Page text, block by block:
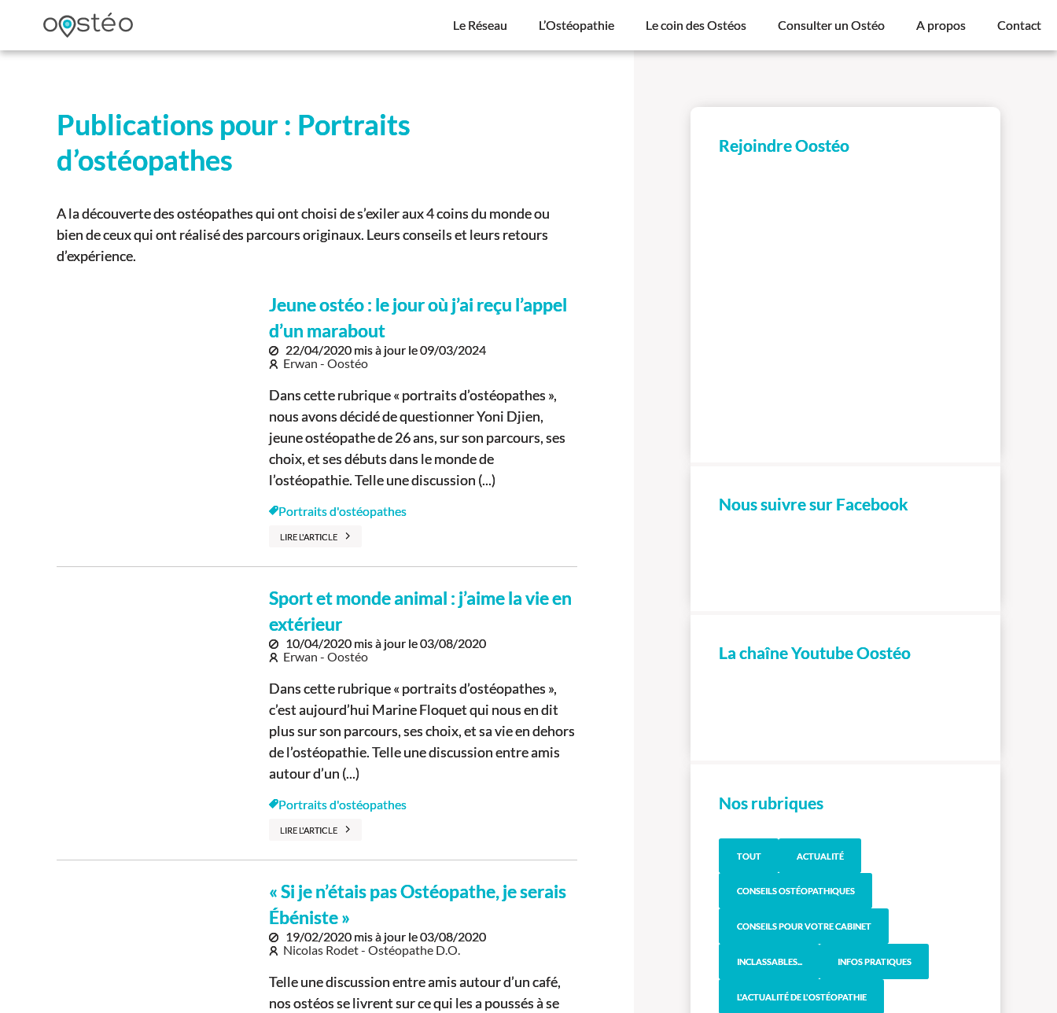
Le Réseau L’Ostéopathie Le coin des Ostéos Consulter un Ostéo A propos Contact
Publications pour : Portraits
d’ostéopathes
A la découverte des ostéopathes qui ont choisi de s’exiler aux 4 coins du monde ou
bien de ceux qui ont réalisé des parcours originaux. Leurs conseils et leurs retours
d’expérience.
Jeune ostéo : le jour où j’ai reçu l’appel
d’un marabout
22/04/2020mis à jour le09/03/2024
Erwan - Oostéo
Dans cette rubrique « portraits d’ostéopathes »,
nous avons décidé de questionner Yoni Djien,
jeune ostéopathe de 26 ans, sur son parcours, ses
choix, et ses débuts dans le monde de
l’ostéopathie. Telle une discussion (...)
Portraits d'ostéopathes
LIRE L'ARTICLE
Sport et monde animal : j’aime la vie en
extérieur
10/04/2020mis à jour le03/08/2020
Erwan - Oostéo
Dans cette rubrique « portraits d’ostéopathes »,
c’est aujourd’hui Marine Floquet qui nous en dit
plus sur son parcours, ses choix, et sa vie en dehors
de l’ostéopathie. Telle une discussion entre amis
autour d’un (...)
Portraits d'ostéopathes
LIRE L'ARTICLE
« Si je n’étais pas Ostéopathe, je serais
Ébéniste »
19/02/2020mis à jour le03/08/2020
Nicolas Rodet - Ostéopathe D.O.
Telle une discussion entre amis autour d’un café,
nos ostéos se livrent sur ce qui les a poussés à se
Rejoindre Oostéo
Nous suivre sur Facebook
La chaîne Youtube Oostéo
Nos rubriques
TOUT ACTUALITÉ
CONSEILS OSTÉOPATHIQUES
CONSEILS POUR VOTRE CABINET
INCLASSABLES... INFOS PRATIQUES
L'ACTUALITÉ DE L'OSTÉOPATHIE